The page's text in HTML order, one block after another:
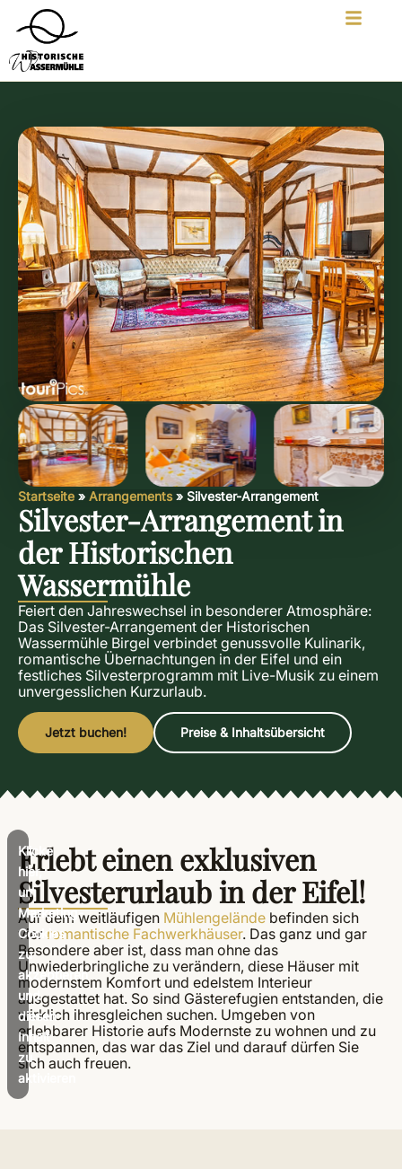
Startseite » Arrangements» Silvester-Arrangement
Silvester-Arrangement in
der Historischen
Wassermühle
Feiert den Jahreswechsel in besonderer Atmosphäre:
Das Silvester-Arrangement der Historischen
Wassermühle Birgel verbindet genussvolle Kulinarik,
romantische Übernachtungen in der Eifel und ein
festliches Silvesterprogramm mit Live-Musik zu einem
unvergesslichen Kurzurlaub.
Jetzt buchen! Preise & Inhaltsübersicht
Klicke
hier,
um
Marketing-
Cookies
zu
akzeptieren
und
diesen
Inhalt
zu
aktivieren
Erlebt einen exklusiven
Silvesterurlaub in der Eifel!
Auf dem weitläufigen Mühlengelände befinden sich
vier romantische Fachwerkhäuser. Das ganz und gar
Besondere aber ist, dass man ohne das
Unwiederbringliche zu verändern, diese Häuser mit
modernstem Komfort und edelstem Interieur
ausgestattet hat. So sind Gästerefugien entstanden, die
wirklich ihresgleichen suchen. Umgeben von
erlebbarer Historie aufs Modernste zu wohnen und zu
entspannen, das war das Ziel und darauf dürfen Sie
sich auch freuen.